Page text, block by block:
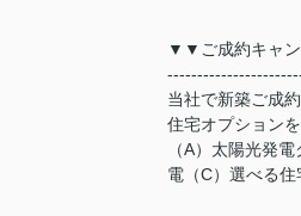
▼▼ご成約キャ
当社で新築ご成
住宅オプション
（A）太陽光発
電（C）選べる